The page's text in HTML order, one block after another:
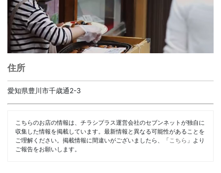
住所
愛知県豊川市千歳通2-3
こちらのお店の情報は、チラシプラス運営会社のセブンネットが独自に
収集した情報を掲載しています。最新情報と異なる可能性があることを
ご理解ください。掲載情報に間違いがございましたら、「 こちら 」より
ご報告をお願いします。